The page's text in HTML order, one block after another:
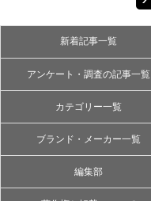
新着記事一覧
アンケート・調査の記事一覧
カテゴリー一覧
ブランド・メーカー一覧
編集部